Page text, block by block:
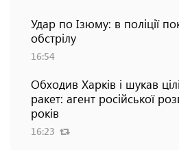
Удар по Ізюму: в поліції
обстрілу
16:54
Обходив Харків і шукав
ракет: агент російської
років
16:23